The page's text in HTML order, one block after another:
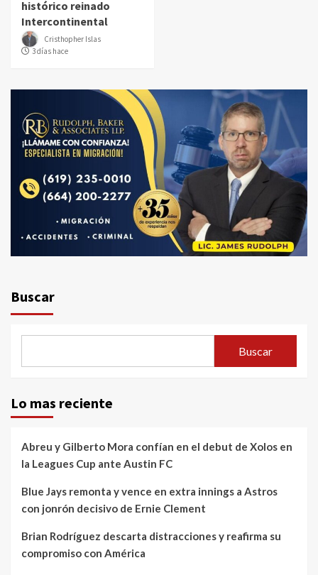
histórico reinado
Intercontinental
Cristhopher Islas
3 días hace
Buscar
Buscar
Lo mas reciente
Abreu y Gilberto Mora confían en el debut de Xolos en
la Leagues Cup ante Austin FC
Blue Jays remonta y vence en extra innings a Astros
con jonrón decisivo de Ernie Clement
Brian Rodríguez descarta distracciones y reafirma su
compromiso con América